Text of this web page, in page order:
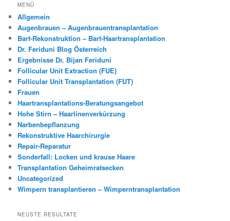
MENÜ
Allgemein
Augenbrauen – Augenbrauentransplantation
Bart-Rekonstruktion – Bart-Haartransplantation
Dr. Feriduni Blog Österreich
Ergebnisse Dr. Bijan Feriduni
Follicular Unit Extraction (FUE)
Follicular Unit Transplantation (FUT)
Frauen
Haartransplantations-Beratungsangebot
Hohe Stirn – Haarlinenverkürzung
Narbenbepflanzung
Rekonstruktive Haarchirurgie
Repair-Reparatur
Sonderfall: Locken und krause Haare
Transplantation Geheimratsecken
Uncategorized
Wimpern transplantieren – Wimperntransplantation
NEUSTE RESULTATE